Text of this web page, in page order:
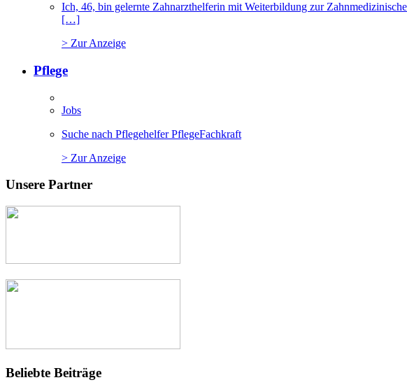
Ich, 46, bin gelernte Zahnarzthelferin mit Weiterbildung zur
[…]
> Zur Anzeige
Pflege
Jobs
Suche nach Pflegehelfer PflegeFachkraft
> Zur Anzeige
Unsere Partner
Beliebte Beiträge